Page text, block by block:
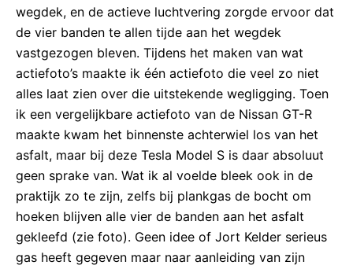
wegdek, en de actieve luchtvering zorgde ervoor dat
de vier banden te allen tijde aan het wegdek
vastgezogen bleven. Tijdens het maken van wat
actiefoto’s maakte ik één actiefoto die veel zo niet
alles laat zien over die uitstekende wegligging. Toen
ik een vergelijkbare actiefoto van de Nissan GT-R
maakte kwam het binnenste achterwiel los van het
asfalt, maar bij deze Tesla Model S is daar absoluut
geen sprake van. Wat ik al voelde bleek ook in de
praktijk zo te zijn, zelfs bij plankgas de bocht om
hoeken blijven alle vier de banden aan het asfalt
gekleefd (zie foto). Geen idee of Jort Kelder serieus
gas heeft gegeven maar naar aanleiding van zijn